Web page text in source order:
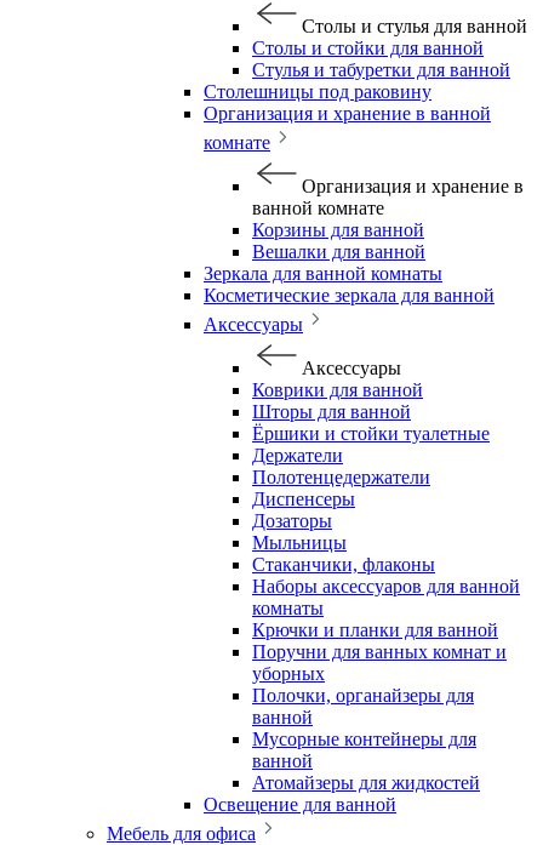
Столы и стулья для ванной
Столы и стойки для ванной
Стулья и табуретки для ванной
Столешницы под раковину
Организация и хранение в ванной
комнате
Организация и хранение в
ванной комнате
Корзины для ванной
Вешалки для ванной
Зеркала для ванной комнаты
Косметические зеркала для ванной
Аксессуары
Аксессуары
Коврики для ванной
Шторы для ванной
Ёршики и стойки туалетные
Держатели
Полотенцедержатели
Диспенсеры
Дозаторы
Мыльницы
Стаканчики, флаконы
Наборы аксессуаров для ванной
комнаты
Крючки и планки для ванной
Поручни для ванных комнат и
уборных
Полочки, органайзеры для
ванной
Мусорные контейнеры для
ванной
Атомайзеры для жидкостей
Освещение для ванной
Мебель для офиса